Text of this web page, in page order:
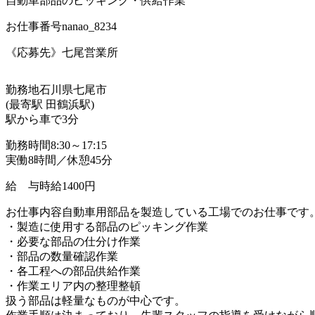
お仕事番号nanao_8234
《応募先》七尾営業所
勤務地石川県七尾市
(最寄駅 田鶴浜駅)
駅から車で3分
勤務時間8:30～17:15
実働8時間／休憩45分
給 与時給1400円
お仕事内容自動車用部品を製造している工場でのお仕事です
・製造に使用する部品のピッキング作業
・必要な部品の仕分け作業
・部品の数量確認作業
・各工程への部品供給作業
・作業エリア内の整理整頓
扱う部品は軽量なものが中心です。